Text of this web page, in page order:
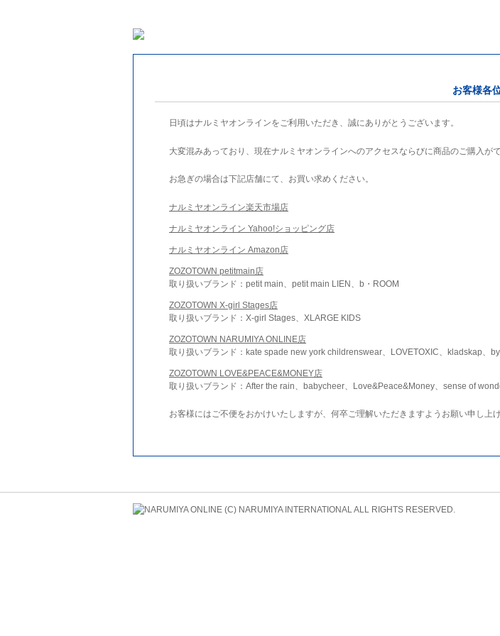
お客様各
日頃はナルミヤオンラインをご利用いただき、誠にありがとうございます。
大変混みあっており、現在ナルミヤオンラインへのアクセスならびに商品のご購入がで
お急ぎの場合は下記店舗にて、お買い求めください。
ナルミヤオンライン楽天市場店
ナルミヤオンライン Yahoo!ショッピング店
ナルミヤオンライン Amazon店
ZOZOTOWN petitmain店
取り扱いブランド：petit main、petit main LIEN、b・ROOM
ZOZOTOWN X-girl Stages店
取り扱いブランド：X-girl Stages、XLARGE KIDS
ZOZOTOWN NARUMIYA ONLINE店
取り扱いブランド：kate spade new york childrenswear、LOVETOXIC、kladskap、
ZOZOTOWN LOVE&PEACE&MONEY店
取り扱いブランド：After the rain、babycheer、Love&Peace&Money、sense of
お客様にはご不便をおかけいたしますが、何卒ご理解いただきますようお願い申し上げ